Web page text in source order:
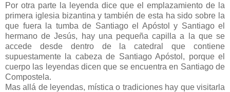
Por otra parte la leyenda dice que el emplazamiento de la
primera iglesia bizantina y también de esta ha sido sobre la
que fuera la tumba de Santiago el Apóstol y Santiago el
hermano de Jesús, hay una pequeña capilla a la que se
accede desde dentro de la catedral que contiene
supuestamente la cabeza de Santiago Apóstol, porque el
cuerpo las leyendas dicen que se encuentra en Santiago de
Compostela.
Mas allá de leyendas, mística o tradiciones hay que visitarla